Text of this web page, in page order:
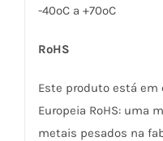
-40ºC a +70ºC
RoHS
Este produto está
Europeia RoHS: uma
metais pesados na